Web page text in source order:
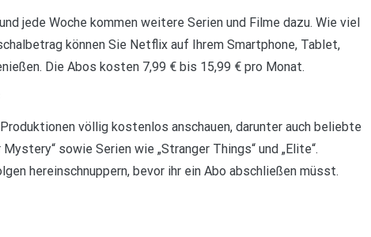
jede Woche kommen weitere Serien und Filme dazu. Wie viel
können Sie Netflix auf Ihrem Smartphone, Tablet,
Die Abos kosten 7,99 € bis 15,99 € pro Monat.
völlig kostenlos anschauen, darunter auch beliebte
sowie Serien wie „Stranger Things“ und „Elite“.
hereinschnuppern, bevor ihr ein Abo abschließen müsst.